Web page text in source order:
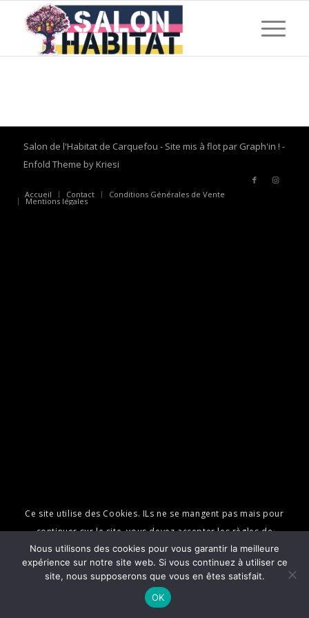
Salon de l'Habitat de Carquefou - Site mis à flot par Graph'in ! -
Enfold Theme by Kriesi
Accueil Contact Conditions Générales de Vente
Mentions légales
Ce site utilise des Cookies. ILs ne se mangent pas mais pour
continuer sur le site, vous devez accepter les règles de
confidentialité et l'utilisation de ces cookies pour vous rendre la
navigation plus agréable.
Learn more
Nous utilisons des cookies pour vous garantir la meilleure
expérience sur notre site web. Si vous continuez à utiliser ce
site, nous supposerons que vous en êtes satisfait.
OK